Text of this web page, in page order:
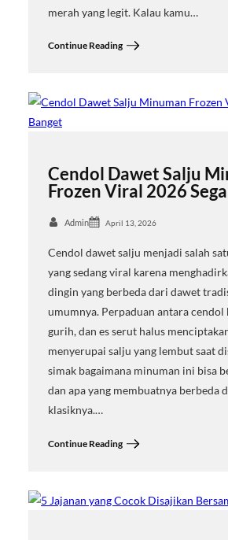
merah yang legit. Kalau kamu…
Continue Reading
Cendol Dawet Salju
Frozen Viral 2026
Admin April 13, 2026
Cendol dawet salju menjadi salah
yang sedang viral karena
dingin yang berbeda dari dawet
umumnya. Perpaduan antara cendol
gurih, dan es serut halus
menyerupai salju yang lembut saat
simak bagaimana minuman ini bisa
dan apa yang membuatnya berbeda
klasiknya.…
Continue Reading